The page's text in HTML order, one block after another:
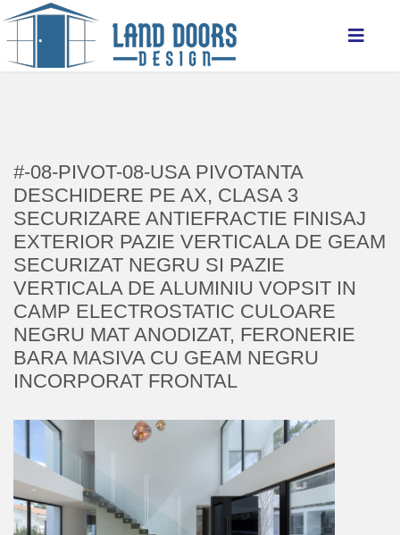
#-08-PIVOT-08-USA PIVOTANTA
DESCHIDERE PE AX, CLASA 3
SECURIZARE ANTIEFRACTIE FINISAJ
EXTERIOR PAZIE VERTICALA DE GEAM
SECURIZAT NEGRU SI PAZIE
VERTICALA DE ALUMINIU VOPSIT IN
CAMP ELECTROSTATIC CULOARE
NEGRU MAT ANODIZAT, FERONERIE
BARA MASIVA CU GEAM NEGRU
INCORPORAT FRONTAL